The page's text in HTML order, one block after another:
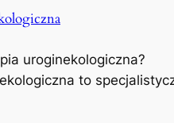
uroginekologiczna?
to